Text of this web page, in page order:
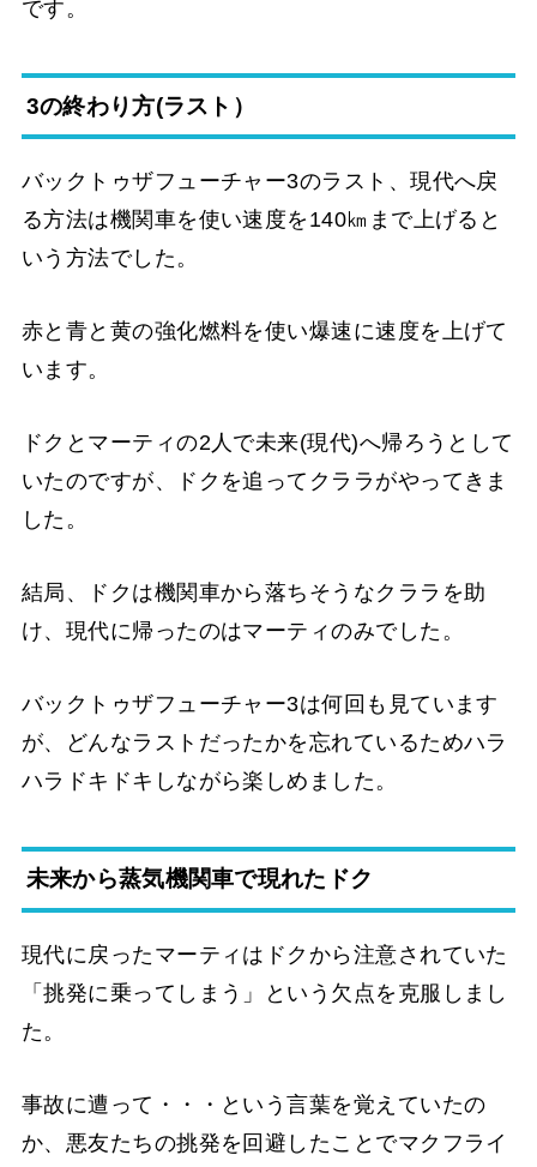
です。
3の終わり方(ラスト）
バックトゥザフューチャー3のラスト、現代へ戻
る方法は機関車を使い速度を140㎞まで上げると
いう方法でした。
赤と青と黄の強化燃料を使い爆速に速度を上げて
います。
ドクとマーティの2人で未来(現代)へ帰ろうとして
いたのですが、ドクを追ってクララがやってきま
した。
結局、ドクは機関車から落ちそうなクララを助
け、現代に帰ったのはマーティのみでした。
バックトゥザフューチャー3は何回も見ています
が、どんなラストだったかを忘れているためハラ
ハラドキドキしながら楽しめました。
未来から蒸気機関車で現れたドク
現代に戻ったマーティはドクから注意されていた
「挑発に乗ってしまう」という欠点を克服しまし
た。
事故に遭って・・・という言葉を覚えていたの
か、悪友たちの挑発を回避したことでマクフライ